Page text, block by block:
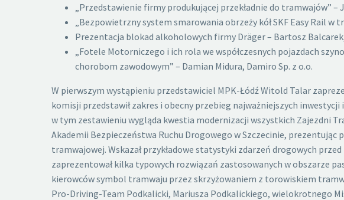
„Przedstawienie firmy produkującej przekładnie do tramwajów” –
„Bezpowietrzny system smarowania obrzeży kół SKF Easy Rail w
Prezentacja blokad alkoholowych firmy Dräger – Bartosz
„Fotele Motorniczego i ich rola we współczesnych pojazdach
chorobom zawodowym” – Damian Midura, Damiro Sp. z o.o.
W pierwszym wystąpieniu przedstawiciel MPK-Łódź Witold Talar
komisji przedstawił zakres i obecny przebieg najważniejszych
w tym zestawieniu wygląda kwestia modernizacji wszystkich Zajezdni
Akademii Bezpieczeństwa Ruchu Drogowego w Szczecinie,
tramwajowej. Wskazał przykładowe statystyki zdarzeń drogowych
zaprezentował kilka typowych rozwiązań zastosowanych w obszarze
kierowców symbol tramwaju przez skrzyżowaniem z torowiskiem
Pro-Driving-Team Podkalicki, Mariusza Podkalickiego, wielokrotnego